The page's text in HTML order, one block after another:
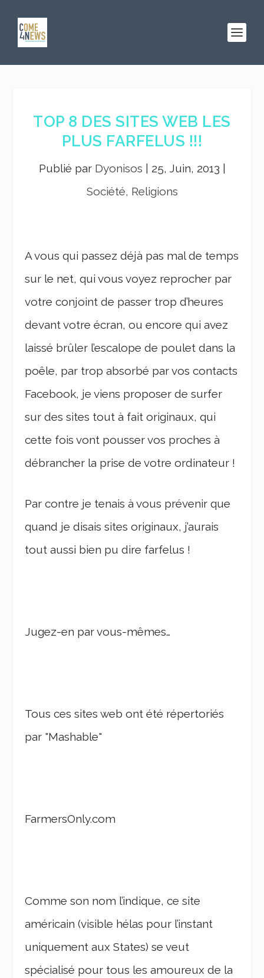
TOP 8 DES SITES WEB LES
PLUS FARFELUS !!!
Publié par Dyonisos 25, Juin, 2013
Société, Religions
A vous qui passez déjà pas mal de temps
sur le net, qui vous voyez reprocher par
votre conjoint de passer trop d’heures
devant votre écran, ou encore qui avez
laissé brûler l’escalope de poulet dans la
poêle, par trop absorbé par vos contacts
Facebook, je viens proposer de surfer
sur des sites tout à fait originaux, qui
cette fois vont pousser vos proches à
débrancher la prise de votre ordinateur !
Par contre je tenais à vous prévenir que
quand je disais sites originaux, j’aurais
tout aussi bien pu dire farfelus !
Jugez-en par vous-mêmes…
Tous ces sites web ont été répertoriés
par "Mashable"
FarmersOnly.com
Comme son nom l’indique, ce site
américain (visible hélas pour l’instant
uniquement aux States) se veut
spécialisé pour tous les amoureux de la